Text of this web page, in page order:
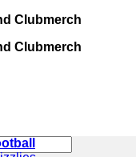
Clubmerch
Clubmerch